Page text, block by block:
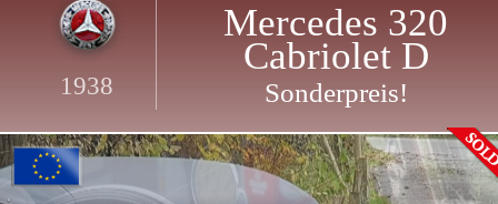
1938
Mercedes 320
Cabriolet D
Sonderpreis!